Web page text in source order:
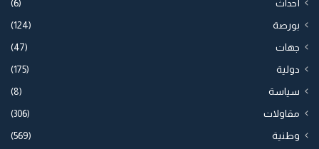
أحداث (6)
بورصة (124)
جهات (47)
دولية (175)
سياسة (8)
مقاولات (306)
وطنية (569)